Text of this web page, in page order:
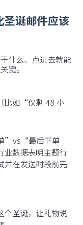
诞邮件应该
什么、点进去就能
键。
比如“仅剩 48 小
”vs“最后下单
业数据表明主题行
并在发送时段前完
圣诞，让礼物说